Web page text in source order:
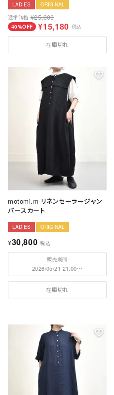
お支払いについて
店舗情報
特定商取引法の表記
お問い合わせ
LADIES
ORIGINAL
通常価格 ¥25,300
40%OFF ¥15,180 税込
在庫切れ
motomi.m リネンセーラージャン
パースカート
LADIES ORIGINAL
¥30,800 税込
販売期間
2026/05/21 21:00〜
在庫切れ